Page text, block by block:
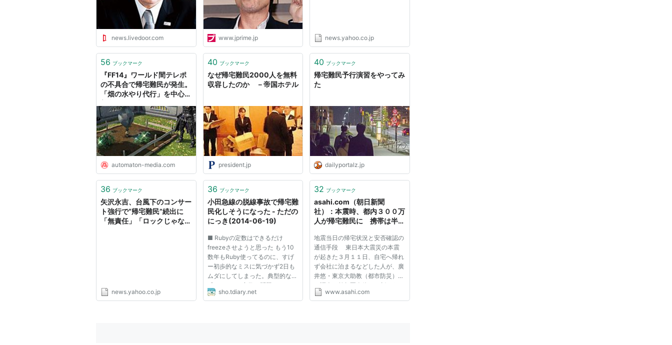
news.livedoor.com www.jprime.jp news.yahoo.co.jp
56 ブックマーク
『FF14』ワールド間テレポ
の不具合で帰宅難民が発生。
「畑の水やり代行」を中心に
AUTOMATON
automaton-media.com
40 ブックマーク
なぜ帰宅難民2000人を無料
収容したのか －帝国ホテル
president.jp
40 ブックマーク
帰宅難民予行演習をやってみ
た
dailyportalz.jp
36 ブックマーク
矢沢永吉、台風下のコンサー
ト強行で“帰宅難民”続出に
「無責任」「ロックじゃな
news.yahoo.co.jp
36 ブックマーク
小田急線の脱線事故で帰宅難
民化しそうになった - ただの
にっき(2014-06-19)
■ Rubyの定数はできるだけ
freezeさせようと思った もう10
数年もRuby使ってるのに、すげ
ー初歩的なミスに気づかず2日も
ムダにしてしまった。典型的な
「mutableな定数」問題。
CONST = 'foo' def bar(opt) str =
sho.tdiary.net
32 ブックマーク
asahi.com（朝日新聞
社）：本震時、都内３００万
人が帰宅難民に 携帯は半数
地震当日の帰宅状況と安否確認の
通信手段 東日本大震災の本震
が起きた３月１１日、自宅へ帰れ
ず会社に泊まるなどした人が、廣
井悠・東京大助教（都市防災）ら
の調査で首都圏全体で２割、うち
東京都内で３割いたとの結果が出
www.asahi.com